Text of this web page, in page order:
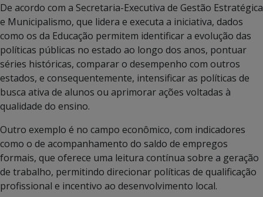
De acordo com a Secretaria-Executiva de Gestão Estratégica
e Municipalismo, que lidera e executa a iniciativa, dados
como os da Educação permitem identificar a evolução das
políticas públicas no estado ao longo dos anos, pontuar
séries históricas, comparar o desempenho com outros
estados, e consequentemente, intensificar as políticas de
busca ativa de alunos ou aprimorar ações voltadas à
qualidade do ensino.
Outro exemplo é no campo econômico, com indicadores
como o de acompanhamento do saldo de empregos
formais, que oferece uma leitura contínua sobre a geração
de trabalho, permitindo direcionar políticas de qualificação
profissional e incentivo ao desenvolvimento local.